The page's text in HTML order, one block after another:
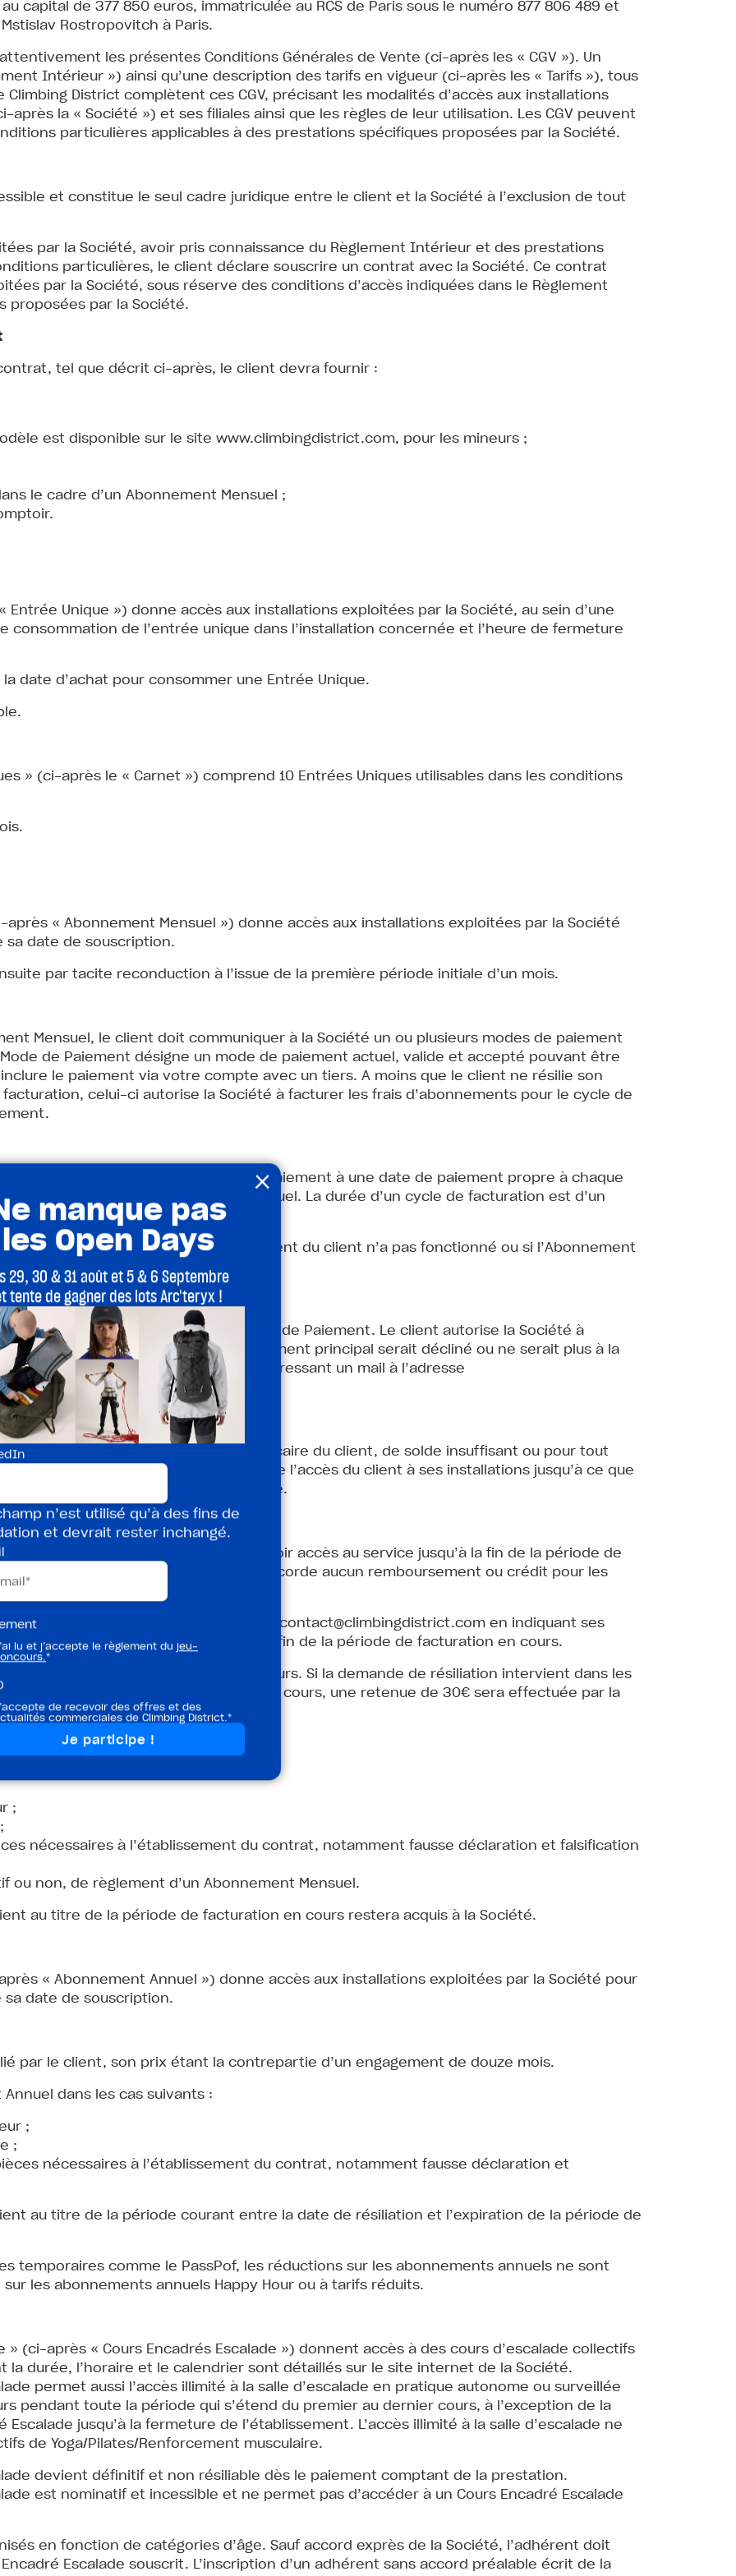
capital de 377 850 euros, immatriculée au RCS de Paris sous le numéro 877 806 489 et
Rostropovitch à Paris.
les présentes Conditions Générales de Vente (ci-après les « CGV »). Un
Intérieur ») ainsi qu’une description des tarifs en vigueur (ci-après les « Tarifs »), tous
District complètent ces CGV, précisant les modalités d’accès aux installations
après la « Société ») et ses filiales ainsi que les règles de leur utilisation. Les CGV peuvent
particulières applicables à des prestations spécifiques proposées par la Société.
et constitue le seul cadre juridique entre le client et la Société à l’exclusion de tout
par la Société, avoir pris connaissance du Règlement Intérieur et des prestations
particulières, le client déclare souscrire un contrat avec la Société. Ce contrat
par la Société, sous réserve des conditions d’accès indiquées dans le Règlement
par la Société.
tel que décrit ci-après, le client devra fournir :
est disponible sur le site www.climbingdistrict.com, pour les mineurs ;
le cadre d’un Abonnement Mensuel ;
Entrée Unique ») donne accès aux installations exploitées par la Société, au sein d’une
consommation de l’entrée unique dans l’installation concernée et l’heure de fermeture
date d’achat pour consommer une Entrée Unique.
» (ci-après le « Carnet ») comprend 10 Entrées Uniques utilisables dans les conditions
« Abonnement Mensuel ») donne accès aux installations exploitées par la Société
sa date de souscription.
par tacite reconduction à l’issue de la première période initiale d’un mois.
Mensuel, le client doit communiquer à la Société un ou plusieurs modes de paiement
de Paiement désigne un mode de paiement actuel, valide et accepté pouvant être
le paiement via votre compte avec un tiers. A moins que le client ne résilie son
celui-ci autorise la Société à facturer les frais d’abonnements pour le cycle de
facturé au client via son Mode de Paiement à une date de paiement propre à chaque
souscription à l’Abonnement Mensuel. La durée d’un cycle de facturation est d’un
par exemple, si le Mode de Paiement du client n’a pas fonctionné ou si l’Abonnement
pas dans un mois donné.
devez fournir à la Société un mode de Paiement. Le client autorise la Société à
Paiement au cas où le Mode de Paiement principal serait décliné ou ne serait plus à la
à jour ses Modes de Paiement en adressant un mail à l’adresse
raison de l’expiration de la carte bancaire du client, de solde insuffisant ou pour tout
compte, la Société peut suspendre l’accès du client à ses installations jusqu’à ce que
client via un Mode de Paiement valide.
à l’initiative du client
à tout moment et continuera à avoir accès au service jusqu’à la fin de la période de
non remboursables et la Société n’accorde aucun remboursement ou crédit pour les
devra envoyer un mail à l’adresse contact@climbingdistrict.com en indiquant ses
moins trois jours calendaires avant la fin de la période de facturation en cours.
de la période de facturation en cours. Si la demande de résiliation intervient dans les
jour de la période de facturation en cours, une retenue de 30€ sera effectuée par la
l’initiative de la Société
;
nécessaires à l’établissement du contrat, notamment fausse déclaration et falsification
ou non, de règlement d’un Abonnement Mensuel.
au titre de la période de facturation en cours restera acquis à la Société.
« Abonnement Annuel ») donne accès aux installations exploitées par la Société pour
date de souscription.
par le client, son prix étant la contrepartie d’un engagement de douze mois.
dans les cas suivants :
;
;
nécessaires à l’établissement du contrat, notamment fausse déclaration et
au titre de la période courant entre la date de résiliation et l’expiration de la période de
temporaires comme le PassPof, les réductions sur les abonnements annuels ne sont
les abonnements annuels Happy Hour ou à tarifs réduits.
» (ci-après « Cours Encadrés Escalade ») donnent accès à des cours d’escalade collectifs
la durée, l’horaire et le calendrier sont détaillés sur le site internet de la Société.
permet aussi l’accès illimité à la salle d’escalade en pratique autonome ou surveillée
pendant toute la période qui s’étend du premier au dernier cours, à l’exception de la
jusqu’à la fermeture de l’établissement. L’accès illimité à la salle d’escalade ne
de Yoga/Pilates/Renforcement musculaire.
devient définitif et non résiliable dès le paiement comptant de la prestation.
est nominatif et incessible et ne permet pas d’accéder à un Cours Encadré Escalade
en fonction de catégories d’âge. Sauf accord exprès de la Société, l’adhérent doit
Escalade souscrit. L’inscription d’un adhérent sans accord préalable écrit de la
×
manque pas
les Open Days
29, 30 & 31 août et 5 & 6 Septembre
tente de gagner des lots Arc'teryx !
n’est utilisé qu’à des fins de
et devrait rester inchangé.
lu et j’accepte le règlement du jeu-
*
de recevoir des offres et des
commerciales de Climbing District.*